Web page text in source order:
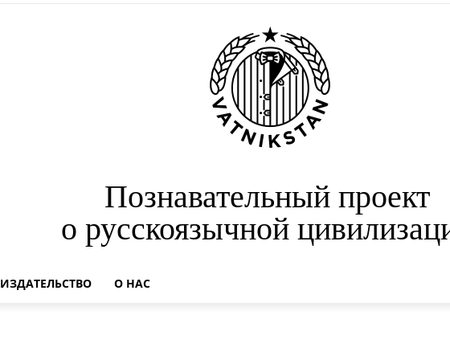
Познавательный проект
о русскоязычной
ИЗДАТЕЛЬСТВО О НАС